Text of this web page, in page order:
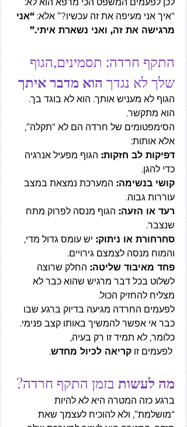
“איך אני מעיפה את זה עכשיו?” אלא: “אני
מרגישה את זה, ואני נשארת איתי.”
התקף חרדה: תסמינים,הגוף
שלך לא נגדך הוא מדבר איתך
הגוף לא מעניש אותך. הוא לא בוגד בך.
הוא מתקשר.
הסימפטומים של חרדה הם לא “תקלה”,
אלא אותות:
דפיקות לב חזקות: הגוף מפעיל אנרגיה
כדי להגן.
קושי בנשימה: המערכת נמצאת במצב
עוררות גבוה.
רעד או הזעה: הגוף מנסה לפרוק מתח
שנצבר.
סחרחורת או ניתוק: יש עומס גדול מדי,
והמוח מנסה לצמצם גירויים.
פחד מאיבוד שליטה: החלק שרוצה
לשלוט בכל דבר מרגיש שהוא כבר לא
מצליח להחזיק הכול.
לפעמים החרדה מגיעה בדיוק ברגע שבו
כבר אי אפשר להמשיך באותו קצב פנימי.
כלומר, לא תמיד זו רק בעיה,
קריאה לכיול מחדש.
מה לעשות בזמן התקף חרדה?
ברגע כזה המטרה היא לא להיות
“מושלמת”, ולא להוכיח לעצמך שאת